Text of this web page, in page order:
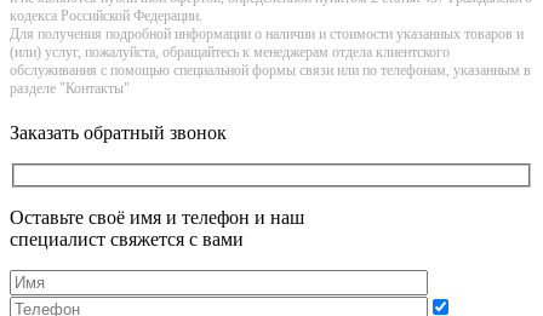
кoдекса Российской Федерации.
Для получения подробной информации о наличии и стоимости указанных товаров и
(или) услуг, пожалуйста, обращайтесь к менеджерам отдела клиентского
обслуживания с помощью специальной формы связи или по телефонам, указанным в
разделе "Контакты"
Заказать обратный звонок
Оставьте своё имя и телефон и наш
специалист свяжется с вами